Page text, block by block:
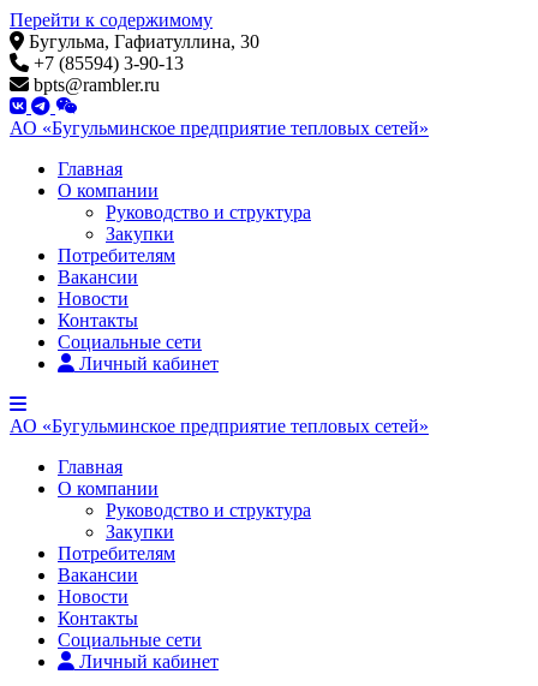
Перейти к содержимому
Бугульма, Гафиатуллина, 30
+7 (85594) 3-90-13
bpts@rambler.ru
АО «Бугульминское предприятие тепловых сетей»
Главная
О компании
Руководство и структура
Закупки
Потребителям
Вакансии
Новости
Контакты
Социальные сети
Личный кабинет
АО «Бугульминское предприятие тепловых сетей»
Главная
О компании
Руководство и структура
Закупки
Потребителям
Вакансии
Новости
Контакты
Социальные сети
Личный кабинет